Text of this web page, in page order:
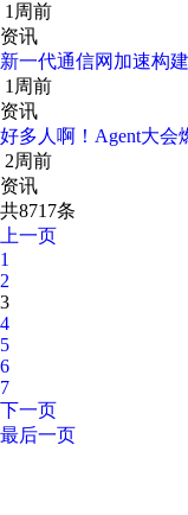
1周前
资讯
新一代通信网加速构
1周前
资讯
好多人啊！Agent大会
2周前
资讯
共8717条
上一页
1
2
3
4
5
6
7
下一页
最后一页